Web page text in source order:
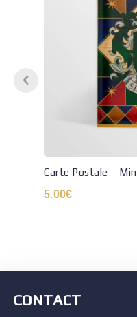
Carte Postale –
5.00€
CONTACT